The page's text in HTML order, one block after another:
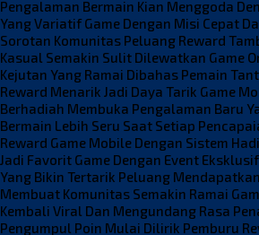
Pengalaman Bermain Kian Menggoda
Yang Variatif Game Dengan Misi Cepat
Sorotan Komunitas Peluang Reward
Kasual Semakin Sulit Dilewatkan Game
Kejutan Yang Ramai Dibahas Pemain
Reward Menarik Jadi Daya Tarik Game
Berhadiah Membuka Pengalaman Baru
Bermain Lebih Seru Saat Setiap
Reward Game Mobile Dengan Sistem
Jadi Favorit Game Dengan Event
Yang Bikin Tertarik Peluang
Membuat Komunitas Semakin Ramai
Kembali Viral Dan Mengundang Rasa
Pengumpul Poin Mulai Dilirik Pemburu